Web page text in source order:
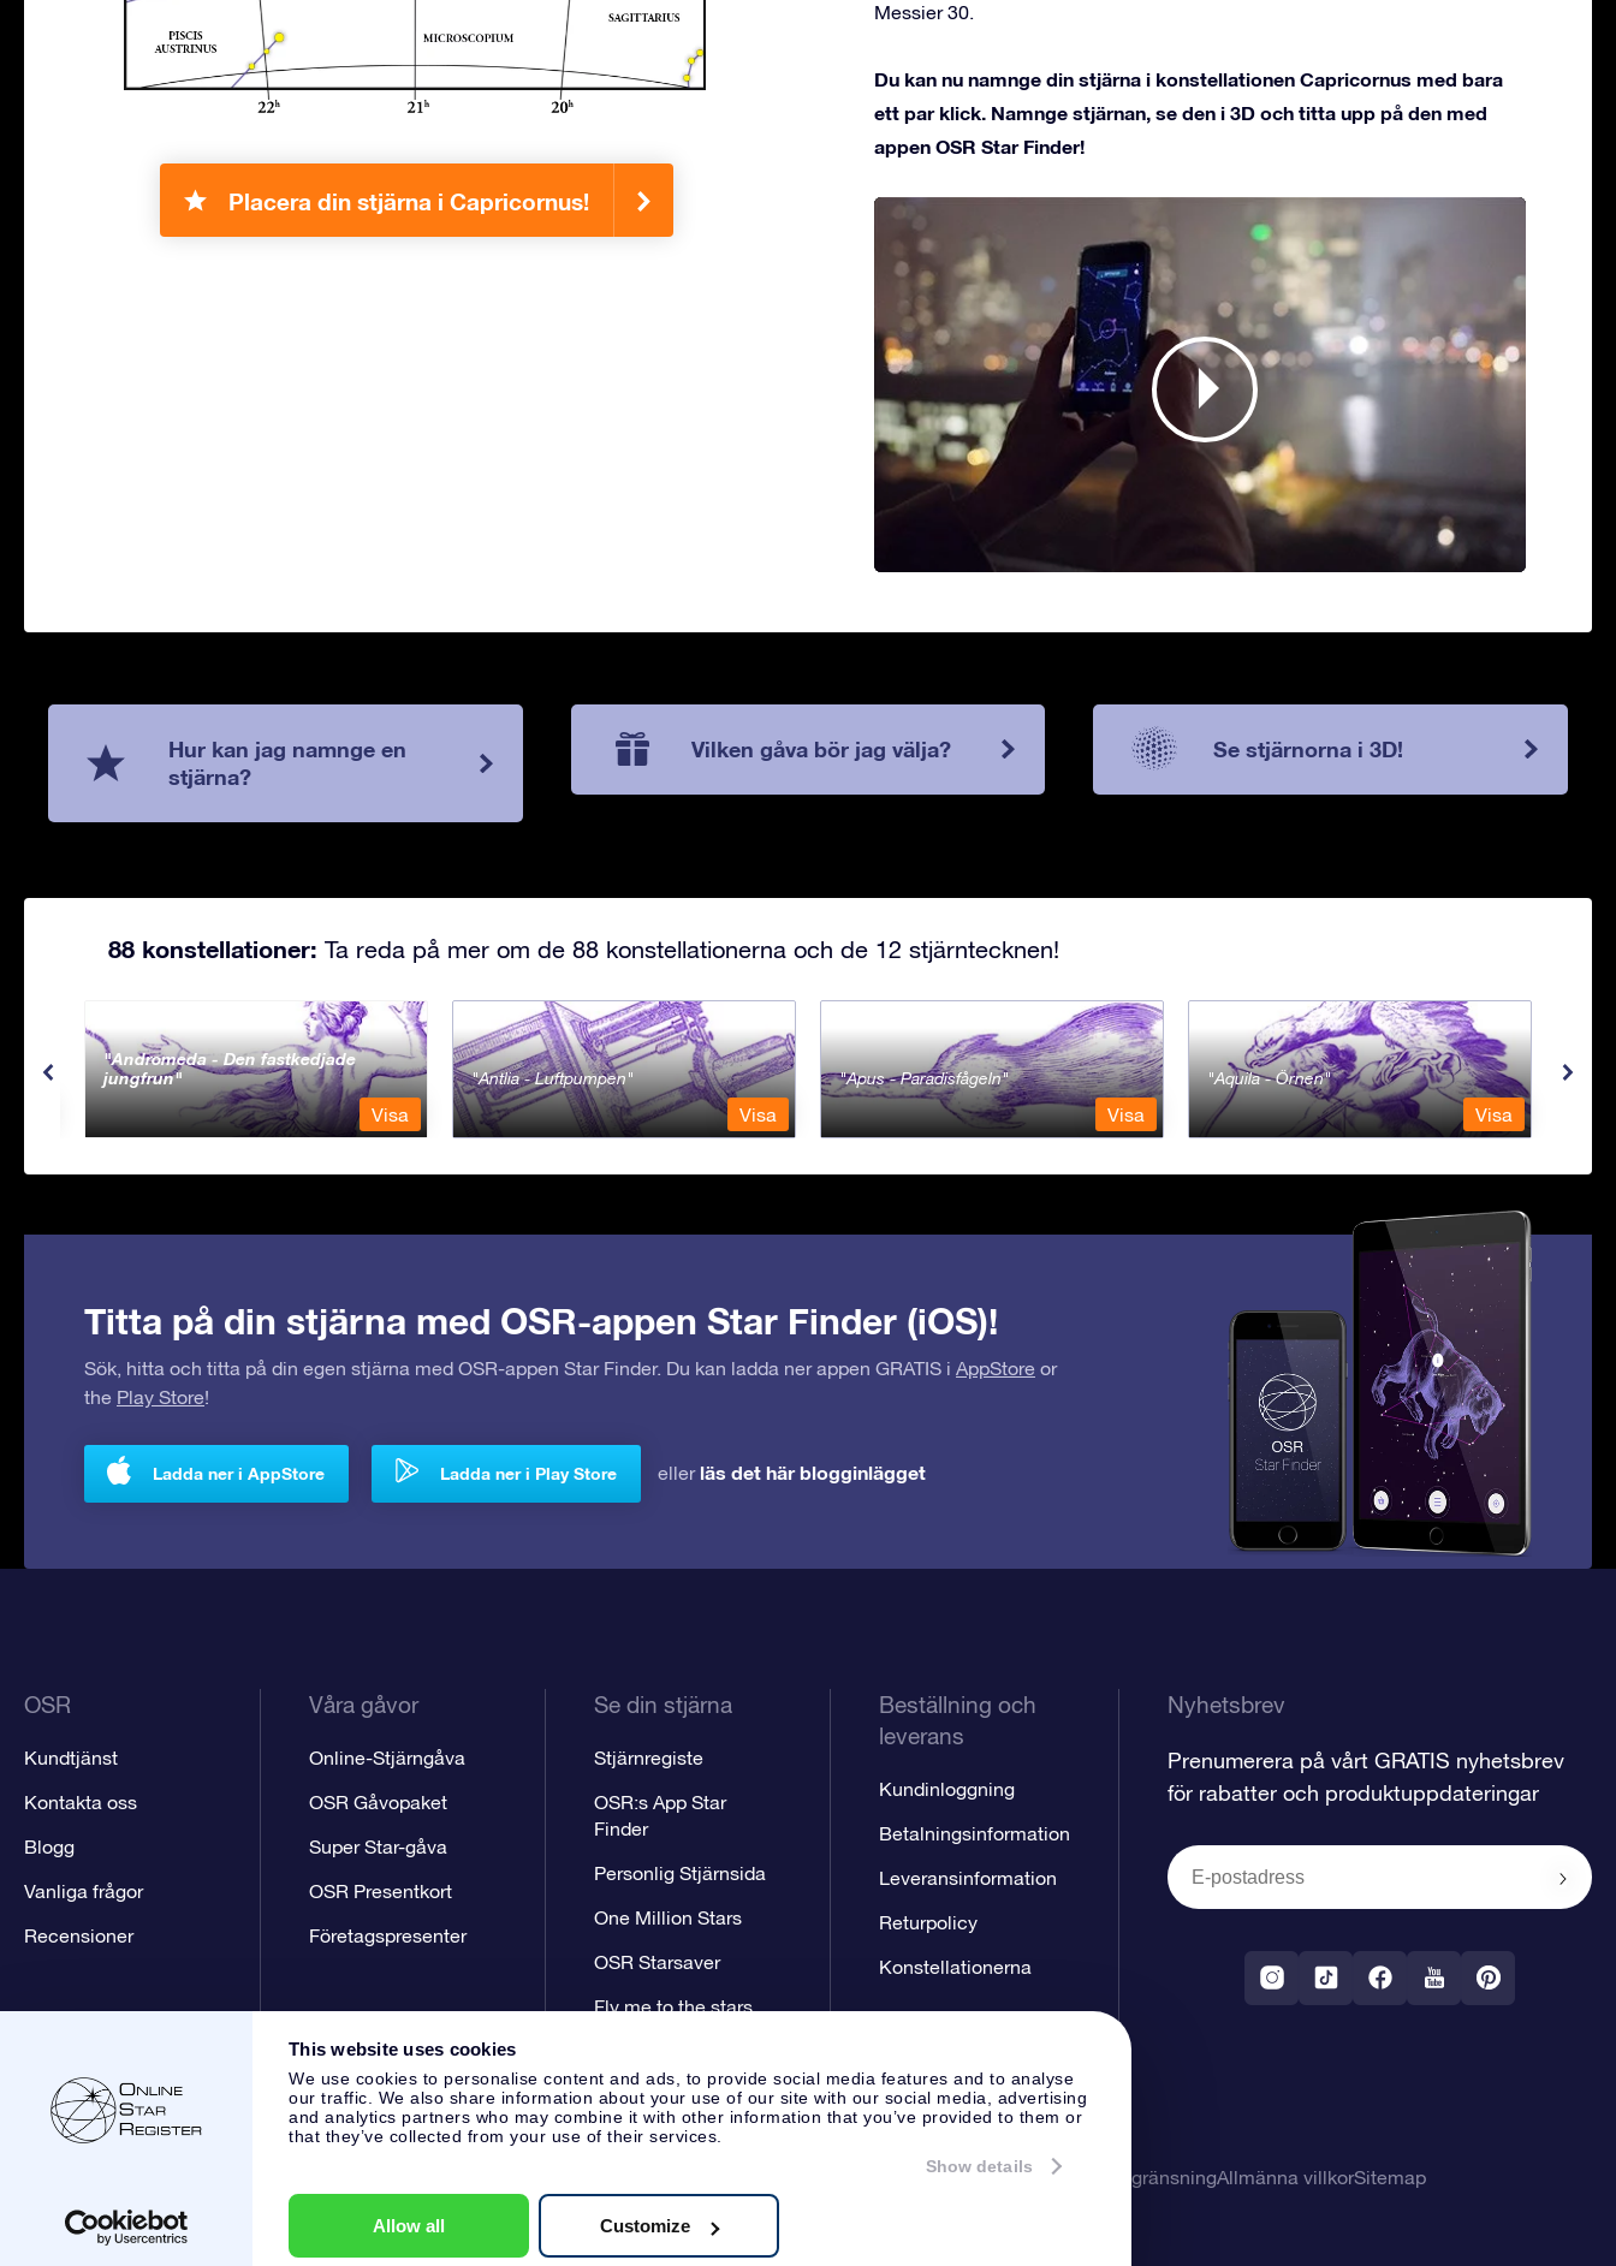
This website uses cookies
We use cookies to personalise content and ads, to provide social media features and to analyse
our traffic. We also share information about your use of our site with our social media, advertising
and analytics partners who may combine it with other information that you’ve provided to them or
that they’ve collected from your use of their services.
Show details
Allow all Customize
Placera din stjärna i Capricornus!
Messier 30.
Du kan nu namnge din stjärna i konstellationen Capricornus med bara
ett par klick. Namnge stjärnan, se den i 3D och titta upp på den med
appen OSR Star Finder!
Hur kan jag namnge en
stjärna?
Vilken gåva bör jag välja? Se stjärnorna i 3D!
88 konstellationer: Ta reda på mer om de 88 konstellationerna och de 12 stjärntecknen!
Andromeda - Den fastkedjade
jungfrun
Visa
Antlia - Luftpumpen
Visa
Apus - Paradisfågeln
Visa
Aquila - Örnen
Visa
Titta på din stjärna med OSR-appen Star Finder (iOS)!
Sök, hitta och titta på din egen stjärna med OSR-appen Star Finder. Du kan ladda ner appen GRATIS i AppStore or
the Play Store!
Ladda ner i AppStore Ladda ner i Play Store eller läs det här blogginlägget
OSR
Kundtjänst
Kontakta oss
Blogg
Vanliga frågor
Recensioner
Våra gåvor
Online-Stjärngåva
OSR Gåvopaket
Super Star-gåva
OSR Presentkort
Företagspresenter
Se din stjärna
Stjärnregiste
OSR:s App Star
Finder
Personlig Stjärnsida
One Million Stars
OSR Starsaver
Fly me to the stars
Beställning och
leverans
Kundinloggning
Betalningsinformation
Leveransinformation
Returpolicy
Konstellationerna
Nyhetsbrev
Prenumerera på vårt GRATIS nyhetsbrev
för rabatter och produktuppdateringar
Kundtjänst:help@osr.org KVK: 60333553, VAT: NL 8538.62.722B01
Sekretesspolicy & AnsvarsbegränsningAllmänna villkorSitemap